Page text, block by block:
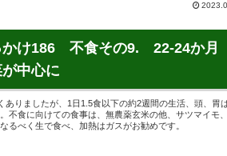
かけ186 不食その9. 22-24か月
中心に
ありましたが、1日1.5食以下の約2週間の生活、頭、胃
不食に向けての食事は、無農薬玄米の他、サツマイモ
るべく生で食べ、加熱はガスがお勧めです。